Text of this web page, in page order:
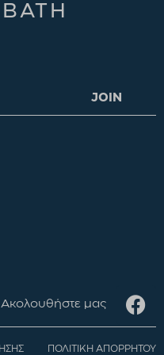
JOIN
Ακολουθήστε μας
ΠΟΛΙΤΙΚΗ ΑΠΟΡΡΗΤΟΥ